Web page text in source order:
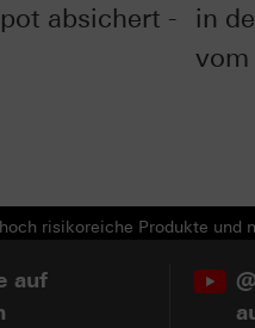
absichert -
in
vom
risikoreiche Produkte
auf